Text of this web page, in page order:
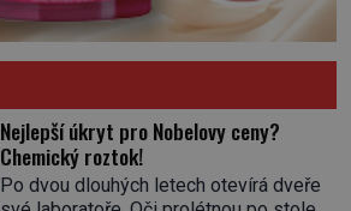
Nejlepší úkryt pro Nobelovy ceny?
Chemický roztok!
Po dvou dlouhých letech otevírá dveře